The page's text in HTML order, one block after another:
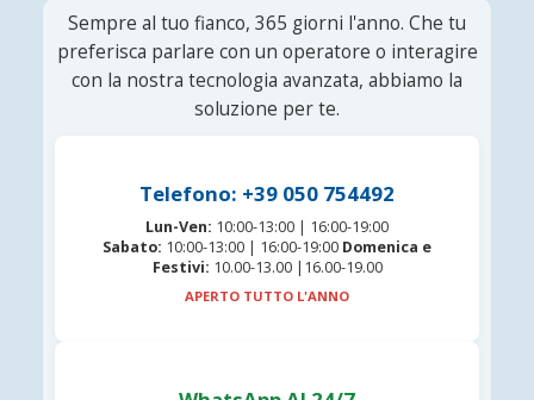
Sempre al tuo fianco, 365 giorni l'anno. Che tu
preferisca parlare con un operatore o interagire
con la nostra tecnologia avanzata, abbiamo la
soluzione per te.
Telefono: +39 050 754492
Lun-Ven: 10:00-13:00 | 16:00-19:00
Sabato: 10:00-13:00 | 16:00-19:00 Domenica e
Festivi: 10.00-13.00 |16.00-19.00
APERTO TUTTO L'ANNO